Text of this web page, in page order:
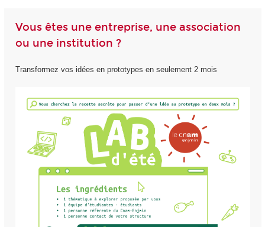
Vous êtes une entreprise, une association
ou une institution ?
Transformez vos idées en prototypes en seulement 2 mois